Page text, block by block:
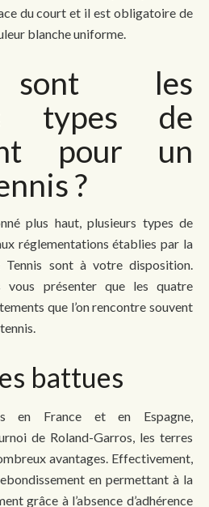
du court et il est obligatoire de
blanche uniforme.
sont les
types de
pour un
?
plus haut, plusieurs types de
réglementations établies par la
Tennis sont à votre disposition.
vous présenter que les quatre
que l’on rencontre souvent
battues
en France et en Espagne,
de Roland-Garros, les terres
avantages. Effectivement,
en permettant à la
grâce à l’absence d’adhérence